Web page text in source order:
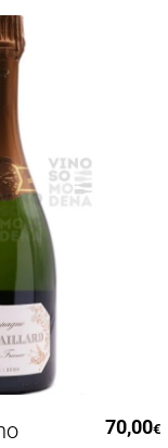
70,00€